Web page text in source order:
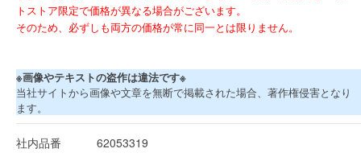
トストア限定で価格が異なる場合がございます。
そのため、必ずしも両方の価格が常に同一とは限りません。
※画像やテキストの盗作は違法です※
当社サイトから画像や文章を無断で掲載された場合、著作権侵害となり
ます。
社内品番 62053319